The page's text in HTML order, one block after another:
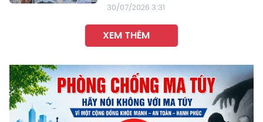
30/07/2026 3:31
XEM THÊM